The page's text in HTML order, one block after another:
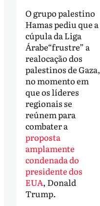
O grupo palestino
Hamas pediu que a
cúpula da Liga
Árabe“frustre” a
realocação dos
palestinos de Gaza,
no momento em
que os líderes
regionais se
reúnem para
combater a
proposta
amplamente
condenada do
presidente dos
EUA, Donald
Trump.